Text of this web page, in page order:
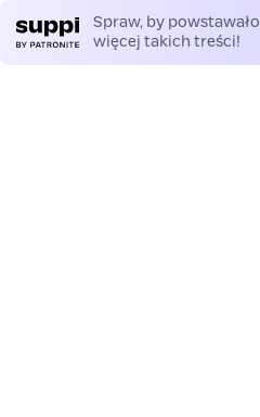
Spraw, by powstawało
więcej takich treści!